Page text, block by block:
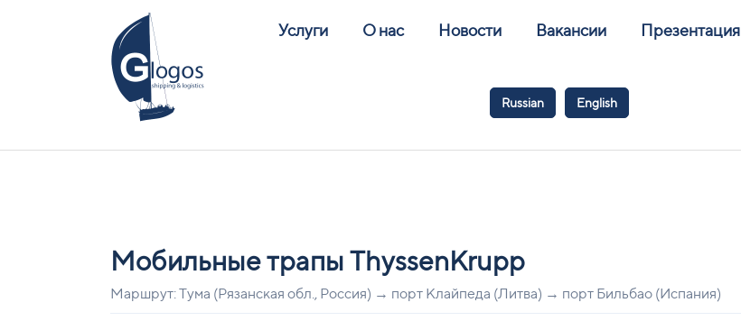
Услуги О нас Новости Вакансии Презентация
Russian English
Мобильные трапы ThyssenKrupp
Маршрут: Тума (Рязанская обл., Россия) → порт Клайпеда (Литва) → порт Бильбао (Испания)